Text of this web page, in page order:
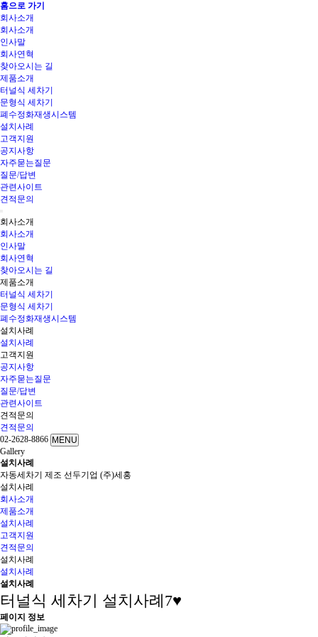
홈으로 가기
회사소개
회사소개
인사말
회사연혁
찾아오시는 길
제품소개
터널식 세차기
문형식 세차기
폐수정화재생시스템
설치사례
고객지원
공지사항
자주묻는질문
질문/답변
관련사이트
견적문의
회사소개
회사소개
인사말
회사연혁
찾아오시는 길
제품소개
터널식 세차기
문형식 세차기
폐수정화재생시스템
설치사례
설치사례
고객지원
공지사항
자주묻는질문
질문/답변
관련사이트
견적문의
견적문의
02-2628-8866 MENU
Gallery
설치 사례
자동세차기 제조 선두기업 (주)세홍
설치사례
회사소개
제품소개
설치사례
고객지원
견적문의
설치사례
설치사례
설치사례
터널식 세차기 설치사례7♥
페이지 정보